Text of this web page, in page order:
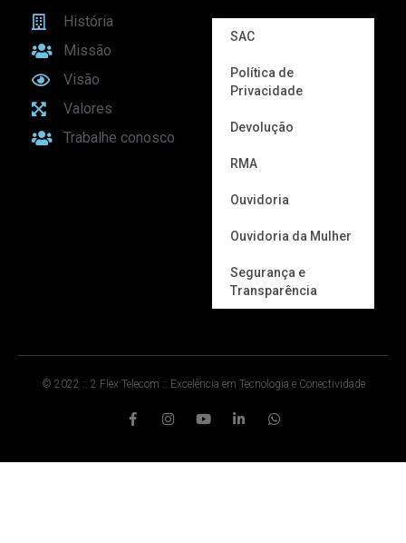
História
Missão
Visão
Valores
Trabalhe conosco
SAC
Política de
Privacidade
Devolução
RMA
Ouvidoria
Ouvidoria da Mulher
Segurança e
Transparência
© 2022 :: 2 Flex Telecom :: Excelência em Tecnologia e Conectividade